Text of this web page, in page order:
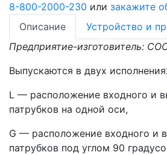
8-800-2000-230 или закажите
Описание
Устройство и
Предприятие-изготовитель:
Выпускаются в двух
L — расположение входного и
патрубков на одной оси,
G — расположение входного и
патрубков под углом 90